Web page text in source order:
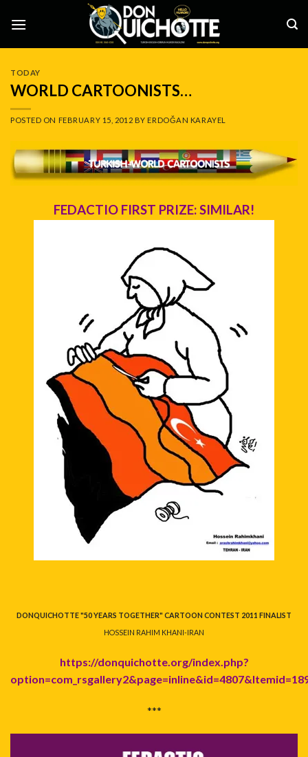
TODAY
WORLD CARTOONISTS…
POSTED ON FEBRUARY 15, 2012 BYERDOĞAN KARAYEL
FEDACTIO FIRST PRIZE: SIMILAR!
DONQUICHOTTE "50 YEARS TOGETHER" CARTOON CONTEST 2011 FINALIST
HOSSEIN RAHIM KHANI-IRAN
https://donquichotte.org/index.php?
***